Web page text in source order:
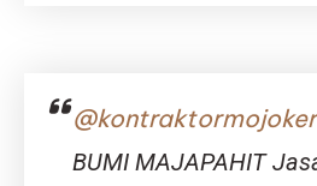
Kamu
Tahu!)
Makan
Malam?BUMI MAJAPAHIT